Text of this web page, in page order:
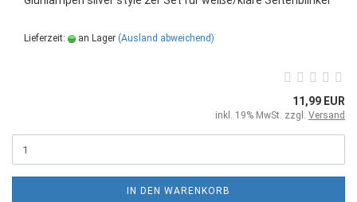
Lieferzeit: an Lager (Ausland abweichend)
11,99 EUR
inkl. 19% MwSt. zzgl. Versand
IN DEN WARENKORB